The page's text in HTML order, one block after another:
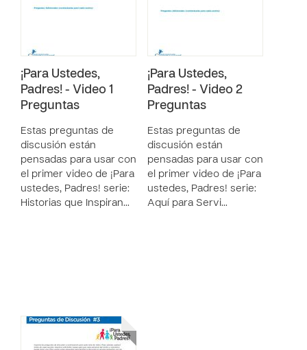
¡Para Ustedes,
Padres! - Video 1
Preguntas
Estas preguntas de
discusión están
pensadas para usar con
el primer video de ¡Para
ustedes, Padres! serie:
Historias que Inspiran…
¡Para Ustedes,
Padres! - Video 2
Preguntas
Estas preguntas de
discusión están
pensadas para usar con
el primer video de ¡Para
ustedes, Padres! serie:
Aquí para Servi…